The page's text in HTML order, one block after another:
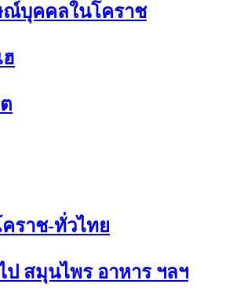
บุคคลในโคราช
ฮ
คราช-ทั่วไทย
ป สมุนไพร อาหาร ฯลฯ